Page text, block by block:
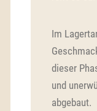
Im
dieser
und
abgebaut.